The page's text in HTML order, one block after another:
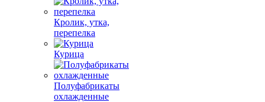
Кролик, утка,
перепелка
Курица
Полуфабрикаты
охлажденные